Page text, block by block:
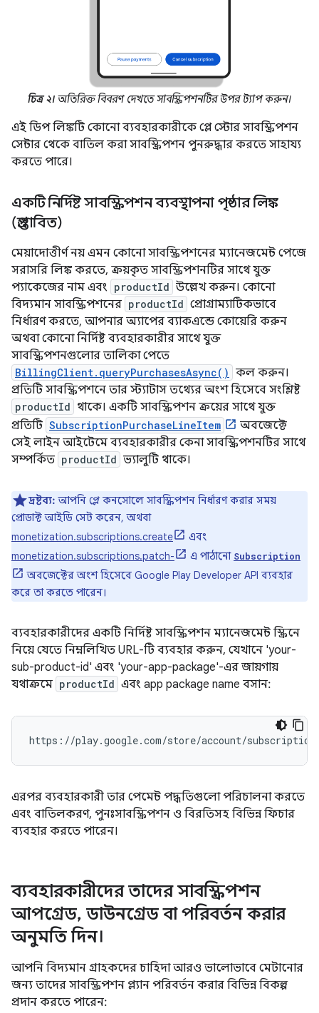
চিত্র ২। অতিরিক্ত বিবরণ দেখতে সাবস্ক্রিপশনটির উপর ট্যাপ করুন।
এই ডিপ লিঙ্কটি কোনো ব্যবহারকারীকে প্লে স্টোর সাবস্ক্রিপশন
সেন্টার থেকে বাতিল করা সাবস্ক্রিপশন পুনরুদ্ধার করতে সাহায্য
করতে পারে।
একটি নির্দিষ্ট সাবস্ক্রিপশন ব্যবস্থাপনা পৃষ্ঠার লিঙ্ক
(প্রস্তাবিত)
মেয়াদোত্তীর্ণ নয় এমন কোনো সাবস্ক্রিপশনের ম্যানেজমেন্ট পেজে
সরাসরি লিঙ্ক করতে, ক্রয়কৃত সাবস্ক্রিপশনটির সাথে যুক্ত
প্যাকেজের নাম এবং productId উল্লেখ করুন। কোনো
বিদ্যমান সাবস্ক্রিপশনের productId প্রোগ্রাম্যাটিকভাবে
নির্ধারণ করতে, আপনার অ্যাপের ব্যাকএন্ডে কোয়েরি করুন
অথবা কোনো নির্দিষ্ট ব্যবহারকারীর সাথে যুক্ত
সাবস্ক্রিপশনগুলোর তালিকা পেতে
BillingClient.queryPurchasesAsync() কল করুন।
প্রতিটি সাবস্ক্রিপশনে তার স্ট্যাটাস তথ্যের অংশ হিসেবে সংশ্লিষ্ট
productId থাকে। একটি সাবস্ক্রিপশন ক্রয়ের সাথে যুক্ত
প্রতিটি SubscriptionPurchaseLineItem
অবজেক্টে
সেই লাইন আইটেমে ব্যবহারকারীর কেনা সাবস্ক্রিপশনটির সাথে
সম্পর্কিত productId ভ্যালুটি থাকে।
দ্রষ্টব্য: আপনি প্লে কনসোলে সাবস্ক্রিপশন নির্ধারণ করার সময়
প্রোডাক্ট আইডি সেট করেন, অথবা
monetization.subscriptions.create
এবং
monetization.subscriptions.patch-
এ পাঠানো Subscription
অবজেক্টের অংশ হিসেবে Google Play Developer API ব্যবহার
করে তা করতে পারেন।
ব্যবহারকারীদের একটি নির্দিষ্ট সাবস্ক্রিপশন ম্যানেজমেন্ট স্ক্রিনে
নিয়ে যেতে নিম্নলিখিত URL-টি ব্যবহার করুন, যেখানে 'your-
sub-product-id' এবং 'your-app-package'-এর জায়গায়
যথাক্রমে productId এবং app package name বসান:
এরপর ব্যবহারকারী তার পেমেন্ট পদ্ধতিগুলো পরিচালনা করতে
এবং বাতিলকরণ, পুনঃসাবস্ক্রিপশন ও বিরতিসহ বিভিন্ন ফিচার
ব্যবহার করতে পারেন।
ব্যবহারকারীদের তাদের সাবস্ক্রিপশন
আপগ্রেড, ডাউনগ্রেড বা পরিবর্তন করার
অনুমতি দিন।
আপনি বিদ্যমান গ্রাহকদের চাহিদা আরও ভালোভাবে মেটানোর
জন্য তাদের সাবস্ক্রিপশন প্ল্যান পরিবর্তন করার বিভিন্ন বিকল্প
প্রদান করতে পারেন: